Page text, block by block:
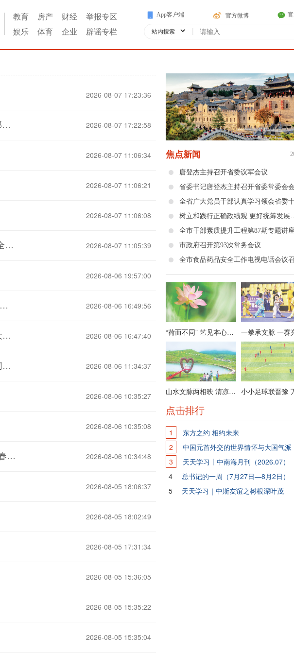
教育 房产 财经
举报专区
娱乐
体育 企业 辟谣专栏
App客户端 官方微博
|
2026-08-07 17:23:36
树立和践行正确政绩观 更好统筹发展和安全——省委十二届十二次全会精神在晋城市党员干部群众中引发热烈反响 2026-08-07 17:22:58
2026-08-07 11:06:34
2026-08-07 11:06:21
2026-08-07 11:06:08
【树立和践行正确政绩观·聚焦煤炭领域安全发展高质量发展】压紧压实监管责任 筑牢煤矿安全屏障 2026-08-07 11:05:39
2026-08-06 19:57:00
推动高质量发展和高水平安全良性互动——省委十二届十二次全会精神在晋城市党员干部群众中引发热烈反响 2026-08-06 16:49:56
【树立和践行正确政绩观·聚焦煤炭领域安全发展高质量发展】《关于防范遏制矿山领域重特大生产安全事故的硬措施》摘编 2026-08-06 16:47:40
县区时间·党代会｜陵川：坚定信心、乘势而上、实干担当、接续奋斗，加快建设全域美丽共同富裕高质量发展新陵川！ 2026-08-06 11:34:37
2026-08-06 10:35:27
2026-08-06 10:35:08
省政协党组召开扩大会议 传达学习贯彻省委十二届十二次全会精神 安排部署贯彻落实工作 张春林主持并讲话 2026-08-06 10:34:48
2026-08-05 18:06:37
2026-08-05 18:02:49
2026-08-05 17:31:34
2026-08-05 15:36:05
2026-08-05 15:35:22
2026-08-05 15:35:04
焦点新闻
唐登杰主持召开省委议军会议
省委书记唐登杰主持召开省委常委会
市政府召开第93次常务会议
全市食品药品安全工作电视电话会议
“荷而不同” 艺见本心——栗维亚艺术作品展节选
山水文脉两相映 清凉晋城迎客来
点击排行
1
东方之约 相约未来
2
中国元首外交的世界情怀与大国气派
3
天天学习丨中南海月刊（2026.07）
4
总书记的一周（7月27日—8月2日）
5
天天学习｜中斯友谊之树根深叶茂